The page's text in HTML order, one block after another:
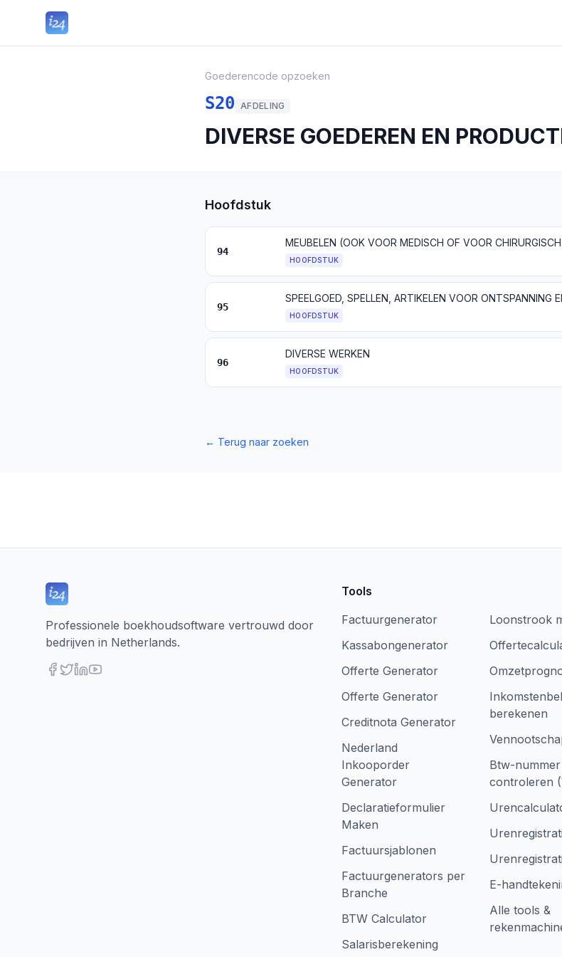
Goederencode opzoeken
S20 AFDELING
DIVERSE GOEDEREN EN
Hoofdstuk
94
HOOFDSTUK
95
HOOFDSTUK
96
DIVERSE WERKEN
HOOFDSTUK
← Terug naar zoeken
Professionele boekhoudsoftware vertrouwd door
bedrijven in Netherlands.
Tools
Factuurgenerator
Kassabongenerator
Offerte Generator
Offerte Generator
Creditnota Generator
Nederland
Inkooporder
Generator
Declaratieformulier
Maken
Factuursjablonen
Factuurgenerators per
Branche
BTW Calculator
Salarisberekening
Loonstrook
berekenen
Btw-nummer
controleren
E-
Alle tools &